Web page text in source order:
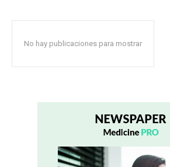
No hay publicaciones para mostrar